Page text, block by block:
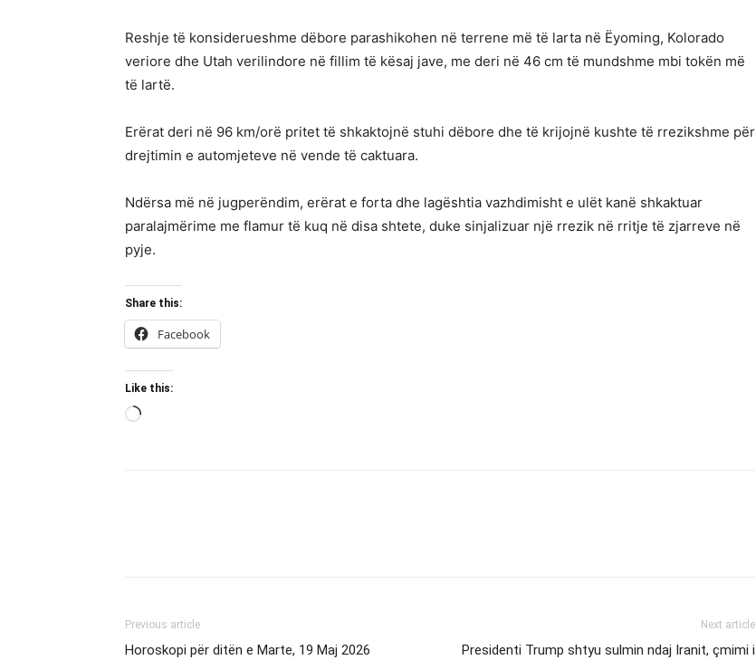
Reshje të konsiderueshme dëbore parashikohen në terrene më të larta në Ëyoming, Kolorado
veriore dhe Utah verilindore në fillim të kësaj jave, me deri në 46 cm të mundshme mbi tokën më
të lartë.
Erërat deri në 96 km/orë pritet të shkaktojnë stuhi dëbore dhe të krijojnë kushte të rrezikshme për
drejtimin e automjeteve në vende të caktuara.
Ndërsa më në jugperëndim, erërat e forta dhe lagështia vazhdimisht e ulët kanë shkaktuar
paralajmërime me flamur të kuq në disa shtete, duke sinjalizuar një rrezik në rritje të zjarreve në
pyje.
Share this:
Facebook
Like this:
Previous article
Horoskopi për ditën e Marte, 19 Maj 2026
Next article
Presidenti Trump shtyu sulmin ndaj Iranit, çmimi i